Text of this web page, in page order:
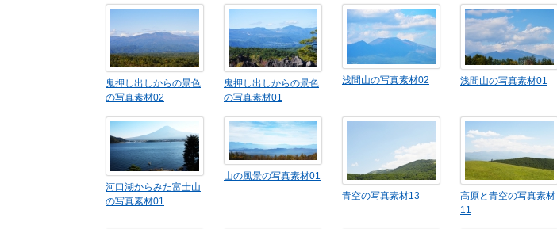
鬼押し出しからの景色
の写真素材02
鬼押し出しからの景色
の写真素材01
浅間山の写真素材02 浅間山の写真素材01
河口湖からみた富士山
の写真素材01
山の風景の写真素材01
青空の写真素材13
高原と青空の写真素材
11